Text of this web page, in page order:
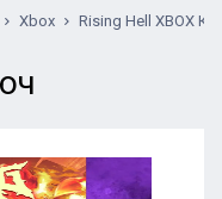
Xbox Rising Hell XBOX